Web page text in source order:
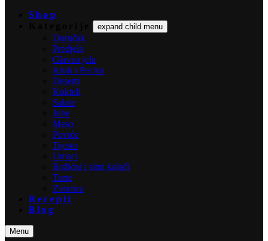
Shop
expand child menu
Doručak
Predjela
Glavna jela
Kruh i Peciva
Deserti
Kokteli
Salate
Juhe
Meso
Povrće
Tijesto
Umaci
Božićni i sitni kolači
Torte
Zimnica
Recepti
Blog
Menu